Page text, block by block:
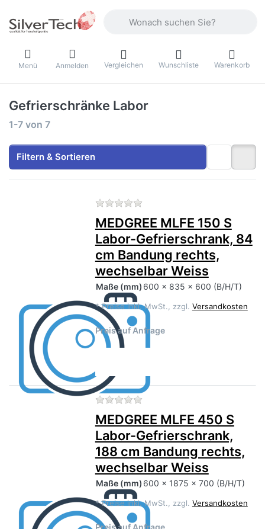
Menü Anmelden Vergleichen Wunschliste Warenkorb
Gefrierschränke Labor
Suchergebnisse:
1-7 von 7
Filtern & Sortieren
Zu diesem Produkt liegen
MEDGREE MLFE 150 S
Labor-Gefrierschrank, 84
cm Bandung rechts,
wechselbar Weiss
Maße (mm) 600 x 835 x 600 (B/H/T)
* Preise inkl. MwSt., zzgl. Versandkosten
Preis auf Anfrage
Zu diesem Produkt liegen
MEDGREE MLFE 450 S
Labor-Gefrierschrank,
188 cm Bandung rechts,
wechselbar Weiss
Maße (mm) 600 x 1875 x 700 (B/H/T)
* Preise inkl. MwSt., zzgl. Versandkosten
Preis auf Anfrage